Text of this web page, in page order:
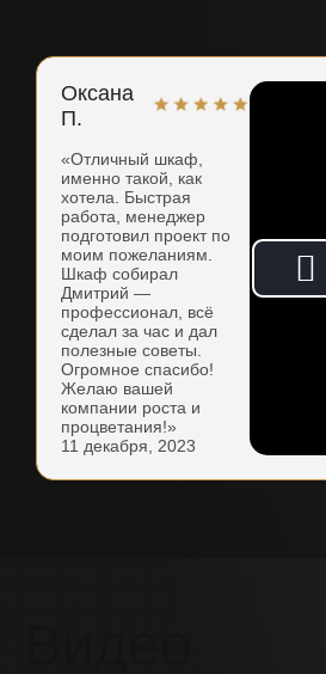
Оксана
П.
«Отличный шкаф,
именно такой, как
хотела. Быстрая
работа, менеджер
подготовил проект по
моим пожеланиям.
Шкаф собирал
Дмитрий —
профессионал, всё
сделал за час и дал
полезные советы.
Огромное спасибо!
Желаю вашей
компании роста и
процветания!»
11 декабря, 2023